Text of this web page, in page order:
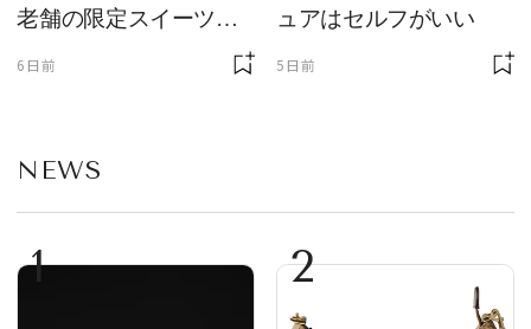
老舗の限定スイーツを
ゲット【＃SPURおやつ
6日前
ュアはセルフがいい
5日前
NEWS
1 2